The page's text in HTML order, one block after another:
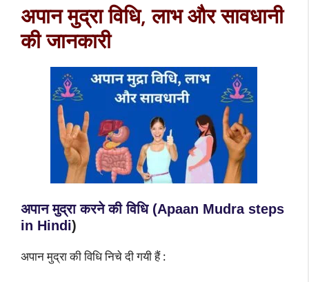
अपान मुद्रा विधि, लाभ और सावधानी
की जानकारी
अपान मुद्रा करने की विधि (Apaan Mudra steps
in Hindi)
अपान मुद्रा की विधि निचे दी गयी हैं :